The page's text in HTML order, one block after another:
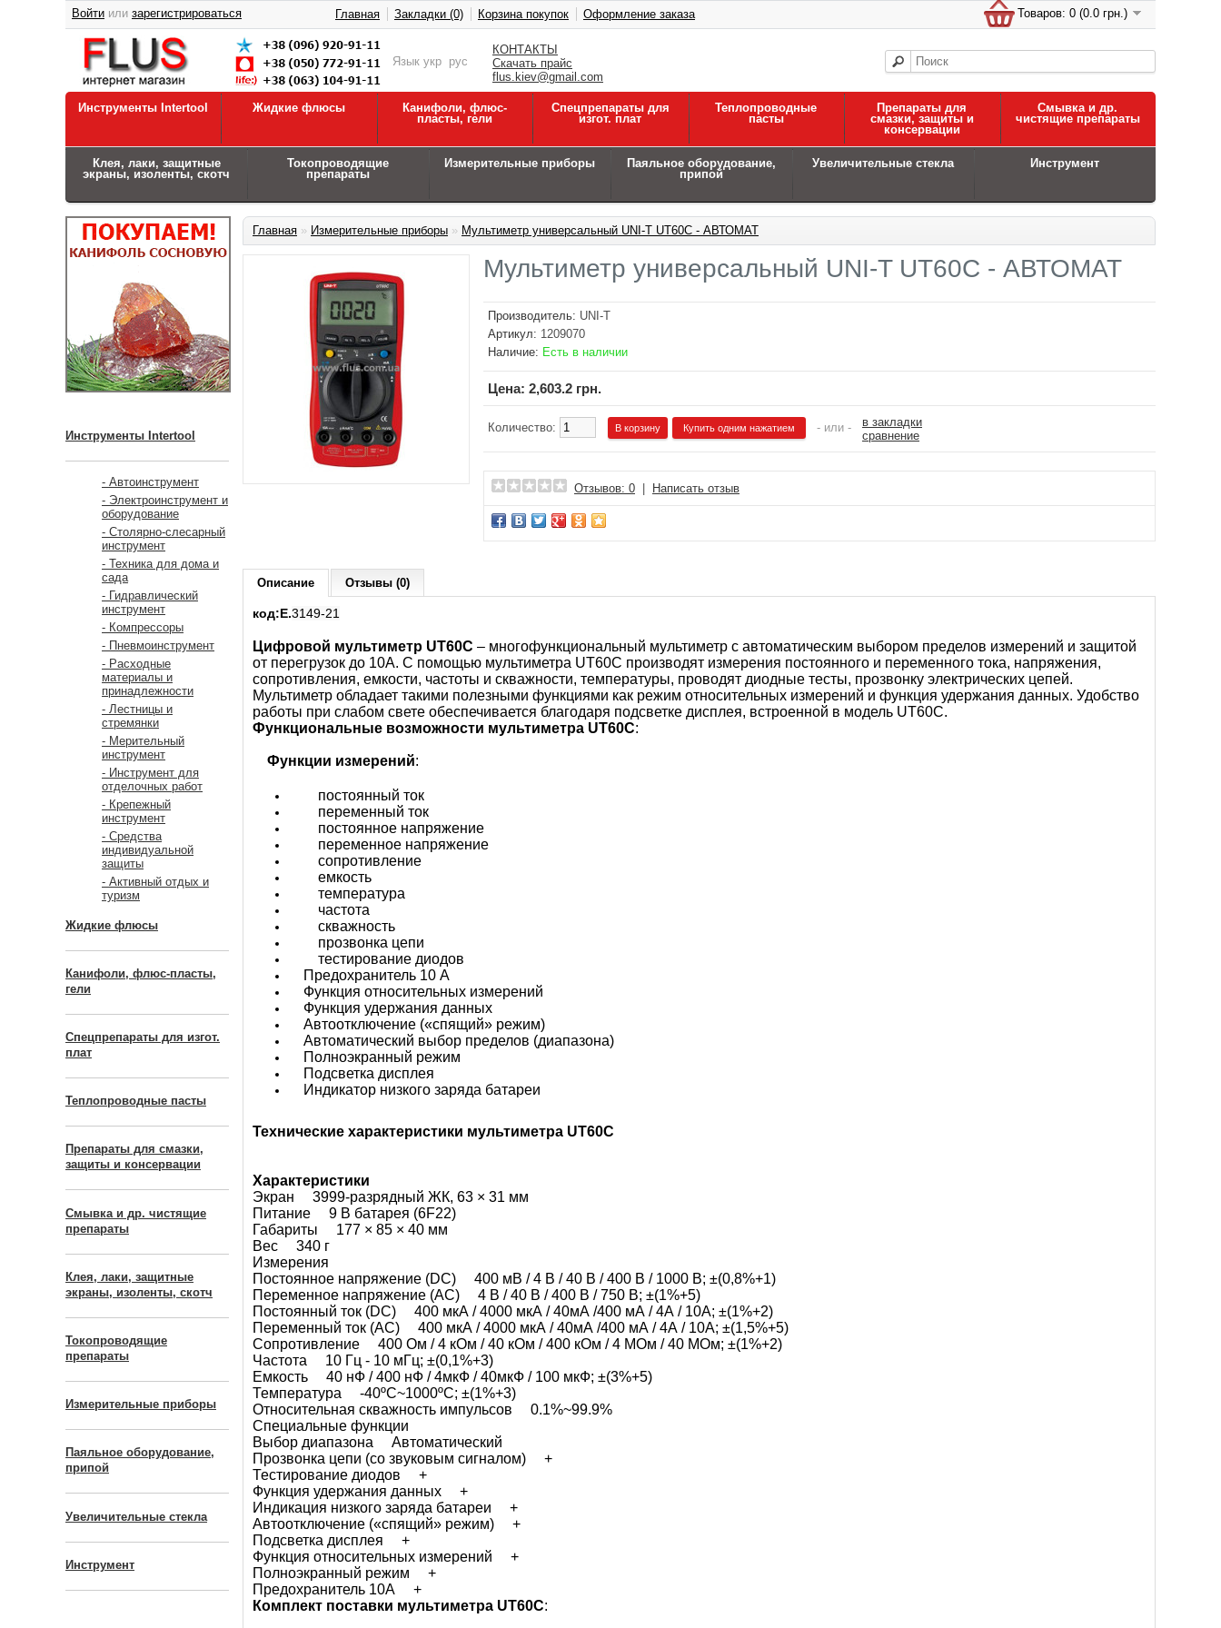
КОНТАКТЫ
Скачать прайс
flus.kiev@gmail.com
Язык укр рус
Товаров: 0 (0.0 грн.)
Войти или зарегистрироваться Главная Закладки (0) Корзина покупок Оформление заказа
Инструменты Intertool Жидкие флюсы
Канифоли, флюс-
пласты, гели
Спецпрепараты для
изгот. плат
Теплопроводные
пасты
Препараты для
смазки, защиты и
консервации
Смывка и др.
чистящие препараты
Клея, лаки, защитные
экраны, изоленты, скотч
Токопроводящие
препараты
Измерительные приборы
Паяльное оборудование,
припой
Увеличительные стекла Инструмент
Инструменты Intertool
- Автоинструмент
- Электроинструмент и
оборудование
- Столярно-слесарный
инструмент
- Техника для дома и
сада
- Гидравлический
инструмент
- Компрессоры
- Пневмоинструмент
- Расходные
материалы и
принадлежности
- Лестницы и
стремянки
- Мерительный
инструмент
- Инструмент для
отделочных работ
- Крепежный
инструмент
- Средства
индивидуальной
защиты
- Активный отдых и
туризм
Жидкие флюсы
Канифоли, флюс-пласты,
гели
Спецпрепараты для изгот.
плат
Теплопроводные пасты
Препараты для смазки,
защиты и консервации
Смывка и др. чистящие
препараты
Клея, лаки, защитные
экраны, изоленты, скотч
Токопроводящие
препараты
Измерительные приборы
Паяльное оборудование,
припой
Увеличительные стекла
Инструмент
Главная » Измерительные приборы » Мультиметр универсальный UNI-T UT60C - АВТОМАТ
Мультиметр универсальный UNI-T UT60C - АВТОМАТ
Производитель: UNI-T
Артикул: 1209070
Наличие: Есть в наличии
Цена: 2,603.2 грн.
Количество: Купить одним нажатием - или -
в закладки
сравнение
Отзывов: 0 Написать отзыв
Описание Отзывы (0)
код:Е.3149-21
Цифровой мультиметр UT60C – многофункциональный мультиметр с автоматическим выбором пределов измерений и защитой
от перегрузок до 10А. С помощью мультиметра UT60C производят измерения постоянного и переменного тока, напряжения,
сопротивления, емкости, частоты и скважности, температуры, проводят диодные тесты, прозвонку электрических цепей.
Мультиметр обладает такими полезными функциями как режим относительных измерений и функция удержания данных. Удобство
работы при слабом свете обеспечивается благодаря подсветке дисплея, встроенной в модель UT60C.
Функциональные возможности мультиметра UT60C:
Функции измерений:
постоянный ток
переменный ток
постоянное напряжение
переменное напряжение
сопротивление
емкость
температура
частота
скважность
прозвонка цепи
тестирование диодов
Предохранитель 10 А
Функция относительных измерений
Функция удержания данных
Автоотключение («спящий» режим)
Автоматический выбор пределов (диапазона)
Полноэкранный режим
Подсветка дисплея
Индикатор низкого заряда батареи
Технические характеристики мультиметра UT60С
Характеристики
Экран 3999-разрядный ЖК, 63 × 31 мм
Питание 9 В батарея (6F22)
Габариты 177 × 85 × 40 мм
Вес 340 г
Измерения
Постоянное напряжение (DC) 400 мВ / 4 В / 40 В / 400 В / 1000 В; ±(0,8%+1)
Переменное напряжение (AC) 4 В / 40 В / 400 В / 750 В; ±(1%+5)
Постоянный ток (DC) 400 мкА / 4000 мкА / 40мА /400 мА / 4А / 10А; ±(1%+2)
Переменный ток (AC) 400 мкА / 4000 мкА / 40мА /400 мА / 4А / 10А; ±(1,5%+5)
Сопротивление 400 Ом / 4 кОм / 40 кОм / 400 кОм / 4 МОм / 40 МОм; ±(1%+2)
Частота 10 Гц - 10 мГц; ±(0,1%+3)
Емкость 40 нФ / 400 нФ / 4мкФ / 40мкФ / 100 мкФ; ±(3%+5)
Температура -40ºC~1000ºC; ±(1%+3)
Относительная скважность импульсов 0.1%~99.9%
Специальные функции
Выбор диапазона Автоматический
Прозвонка цепи (со звуковым сигналом) +
Тестирование диодов +
Функция удержания данных +
Индикация низкого заряда батареи +
Автоотключение («спящий» режим) +
Подсветка дисплея +
Функция относительных измерений +
Полноэкранный режим +
Предохранитель 10А +
Комплект поставки мультиметра UT60C: